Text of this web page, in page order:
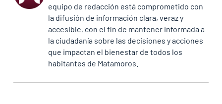
equipo de redacción está comprometido con
la difusión de información clara, veraz y
accesible, con el fin de mantener informada a
la ciudadanía sobre las decisiones y acciones
que impactan el bienestar de todos los
habitantes de Matamoros.